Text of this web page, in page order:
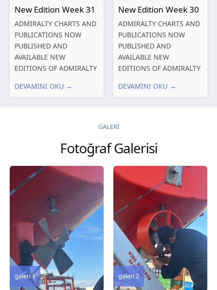
International chart
New Edition Week 31
ADMIRALTY CHARTS AND
PUBLICATIONS NOW
PUBLISHED AND
AVAILABLE NEW
EDITIONS OF ADMIRALTY
PUBLICATIONS New
remarks 127 Korea
DEVAMINI OKU →
New Edition Week 30
ADMIRALTY CHARTS AND
PUBLICATIONS NOW
PUBLISHED AND
AVAILABLE NEW
EDITIONS OF ADMIRALTY
PUBLICATIONS New
2026 Chart
Title, limits and other
remarks 67 Gulf of...
DEVAMINI OKU →
GALERİ
Fotoğraf Galerisi
galeri 2
galeri 3